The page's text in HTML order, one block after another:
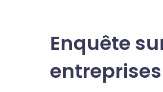
Enquête
entreprises